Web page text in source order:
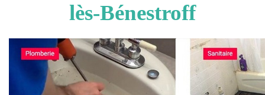
lès-Bénestroff